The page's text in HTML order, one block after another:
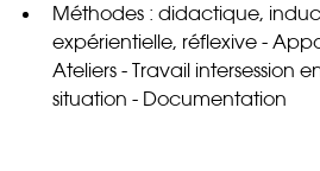
Méthodes : didactique,
expérientielle, réflexive -
Ateliers - Travail intersession
situation - Documentation